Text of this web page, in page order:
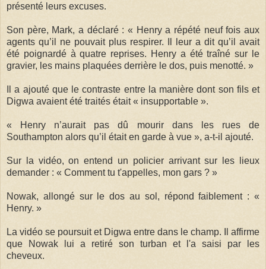
présenté leurs excuses.
Son père, Mark, a déclaré : « Henry a répété neuf fois aux
agents qu’il ne pouvait plus respirer. Il leur a dit qu’il avait
été poignardé à quatre reprises. Henry a été traîné sur le
gravier, les mains plaquées derrière le dos, puis menotté. »
Il a ajouté que le contraste entre la manière dont son fils et
Digwa avaient été traités était « insupportable ».
« Henry n’aurait pas dû mourir dans les rues de
Southampton alors qu’il était en garde à vue », a-t-il ajouté.
Sur la vidéo, on entend un policier arrivant sur les lieux
demander : « Comment tu t'appelles, mon gars ? »
Nowak, allongé sur le dos au sol, répond faiblement : «
Henry. »
La vidéo se poursuit et Digwa entre dans le champ. Il affirme
que Nowak lui a retiré son turban et l'a saisi par les
cheveux.